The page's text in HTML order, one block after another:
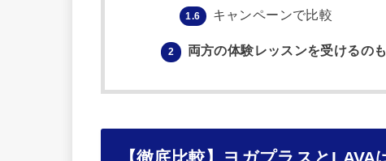
1.6 キャンペーンで比較
2 両方の体験レッスンを受けるのも
【徹底比較】ヨガプラスと